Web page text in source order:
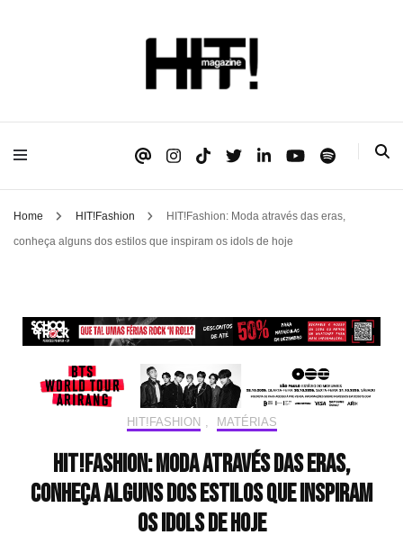
HIT!Magazine
Home HIT!Fashion
HIT!Fashion: Moda através das eras,
conheça alguns dos estilos que inspiram os idols de hoje
HIT!FASHION MATÉRIAS
HIT!Fashion: Moda através das eras,
conheça alguns dos estilos que inspiram
os idols de hoje